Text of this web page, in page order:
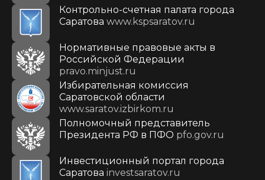
Контрольно-счетная палата города
Саратова www.kspsaratov.ru
Нормативные правовые акты в
Российской Федерации
pravo.minjust.ru
Избирательная комиссия
Саратовской области
www.saratov.izbirkom.ru
Полномочный представитель
Президента РФ в ПФО pfo.gov.ru
Инвестиционный портал города
Саратова investsaratov.ru